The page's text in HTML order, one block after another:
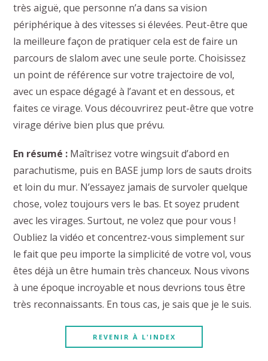
très aiguë, que personne n’a dans sa vision
périphérique à des vitesses si élevées. Peut-être que
la meilleure façon de pratiquer cela est de faire un
parcours de slalom avec une seule porte. Choisissez
un point de référence sur votre trajectoire de vol,
avec un espace dégagé à l’avant et en dessous, et
faites ce virage. Vous découvrirez peut-être que votre
virage dérive bien plus que prévu.
En résumé : Maîtrisez votre wingsuit d’abord en
parachutisme, puis en BASE jump lors de sauts droits
et loin du mur. N’essayez jamais de survoler quelque
chose, volez toujours vers le bas. Et soyez prudent
avec les virages. Surtout, ne volez que pour vous !
Oubliez la vidéo et concentrez-vous simplement sur
le fait que peu importe la simplicité de votre vol, vous
êtes déjà un être humain très chanceux. Nous vivons
à une époque incroyable et nous devrions tous être
très reconnaissants. En tous cas, je sais que je le suis.
REVENIR À L'INDEX